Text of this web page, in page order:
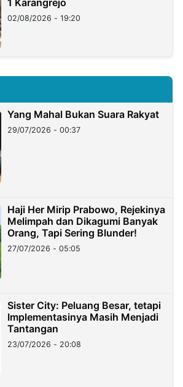
02/08/2026 - 19:20
Yang Mahal Bukan Suara Rakyat
29/07/2026 - 00:37
Haji Her Mirip Prabowo, Rejekinya
Melimpah dan Dikagumi Banyak
Orang, Tapi Sering Blunder!
27/07/2026 - 05:05
Sister City: Peluang Besar, tetapi
Implementasinya Masih Menjadi
Tantangan
23/07/2026 - 20:08